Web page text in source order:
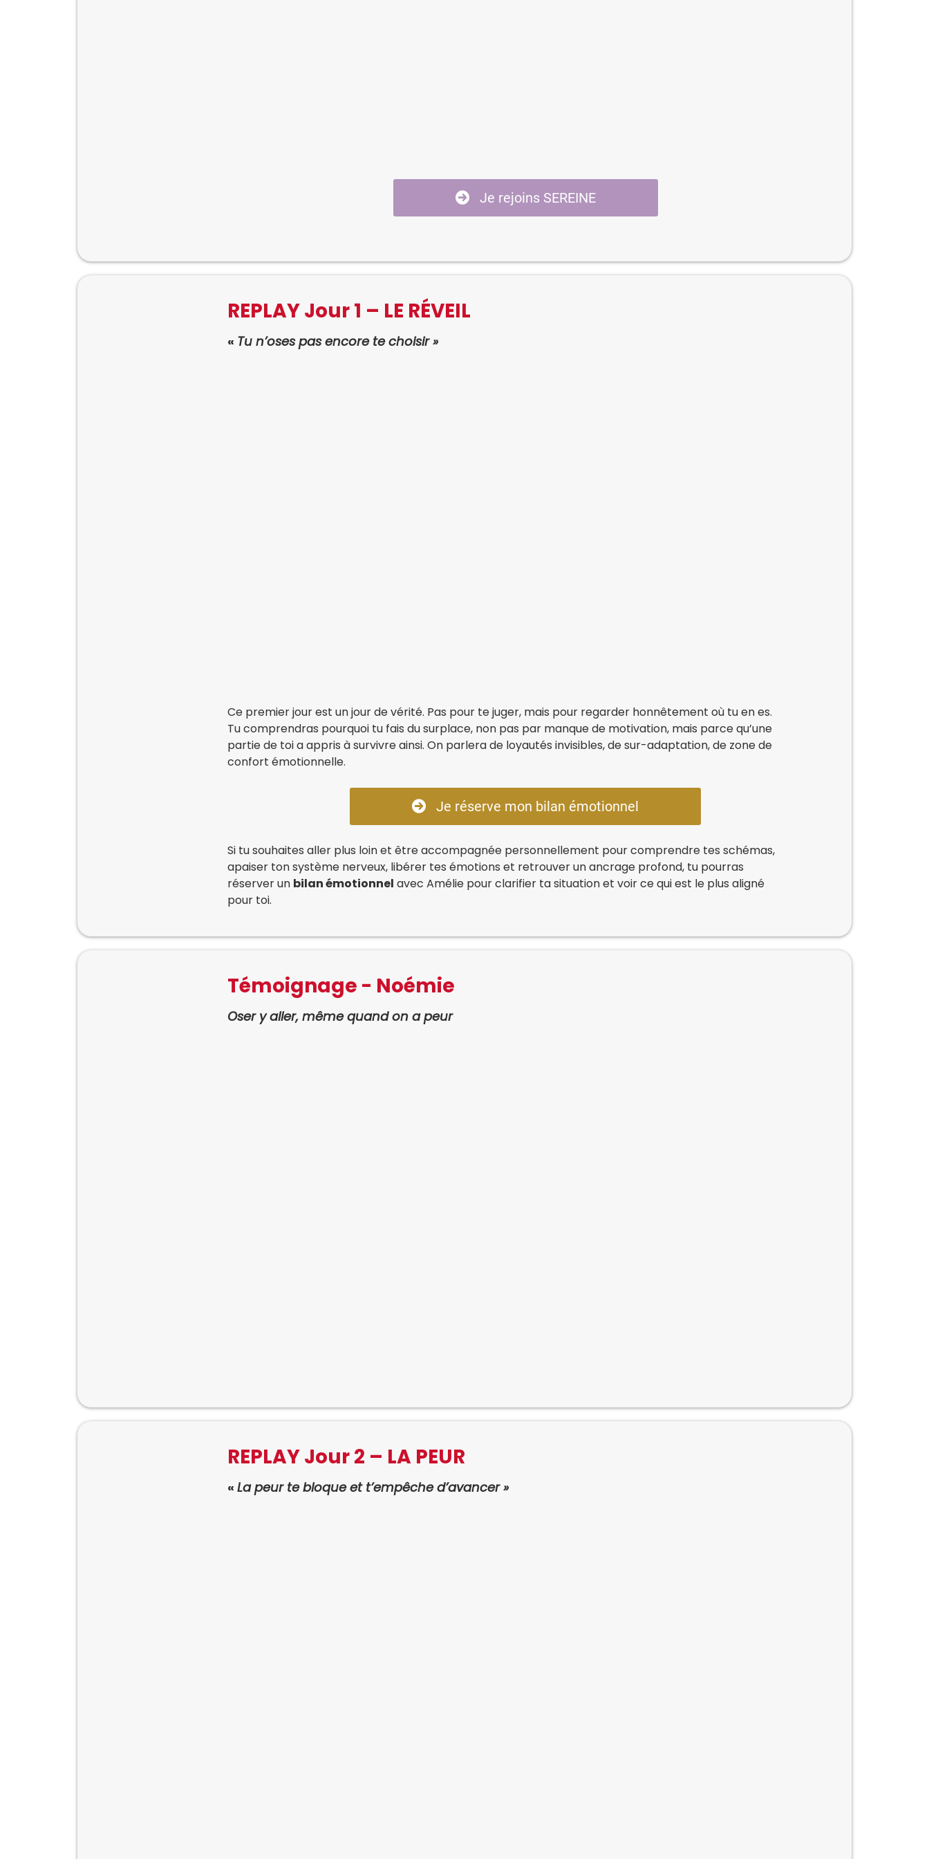
Je rejoins SEREINE
REPLAY Jour 1 – LE RÉVEIL
« Tu n’oses pas encore te choisir »
Ce premier jour est un jour de vérité. Pas pour te juger, mais pour regarder honnêtement où tu en es.
Tu comprendras pourquoi tu fais du surplace, non pas par manque de motivation, mais parce qu’une
partie de toi a appris à survivre ainsi. On parlera de loyautés invisibles, de sur-adaptation, de zone de
confort émotionnelle.
Je réserve mon bilan émotionnel
Si tu souhaites aller plus loin et être accompagnée personnellement pour comprendre tes schémas,
apaiser ton système nerveux, libérer tes émotions et retrouver un ancrage profond, tu pourras
réserver un bilan émotionnel avec Amélie pour clarifier ta situation et voir ce qui est le plus aligné
pour toi.
Témoignage - Noémie
Oser y aller, même quand on a peur
REPLAY Jour 2 – LA PEUR
« La peur te bloque et t’empêche d’avancer »